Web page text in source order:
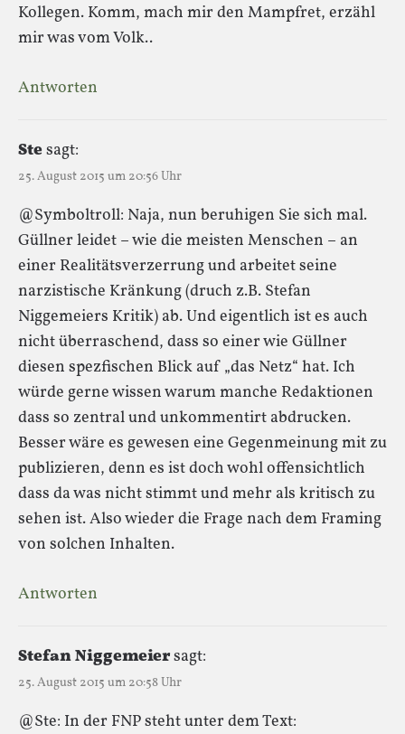
Kollegen. Komm, mach mir den Mampfret, erzähl
mir was vom Volk..
Antworten
Stesagt:
25. August 2015 um 20:56 Uhr
@Symboltroll: Naja, nun beruhigen Sie sich mal.
Güllner leidet – wie die meisten Menschen – an
einer Realitätsverzerrung und arbeitet seine
narzistische Kränkung (druch z.B. Stefan
Niggemeiers Kritik) ab. Und eigentlich ist es auch
nicht überraschend, dass so einer wie Güllner
diesen spezfischen Blick auf „das Netz“ hat. Ich
würde gerne wissen warum manche Redaktionen
dass so zentral und unkommentirt abdrucken.
Besser wäre es gewesen eine Gegenmeinung mit zu
publizieren, denn es ist doch wohl offensichtlich
dass da was nicht stimmt und mehr als kritisch zu
sehen ist. Also wieder die Frage nach dem Framing
von solchen Inhalten.
Antworten
Stefan Niggemeiersagt:
25. August 2015 um 20:58 Uhr
@Ste: In der FNP steht unter dem Text: